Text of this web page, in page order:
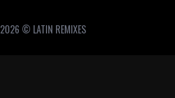
2026 © LATIN REMIXES